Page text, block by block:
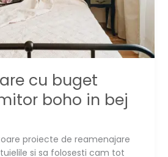
cu buget
boho in bej
proiecte de reamenajare
si sa folosesti cam tot